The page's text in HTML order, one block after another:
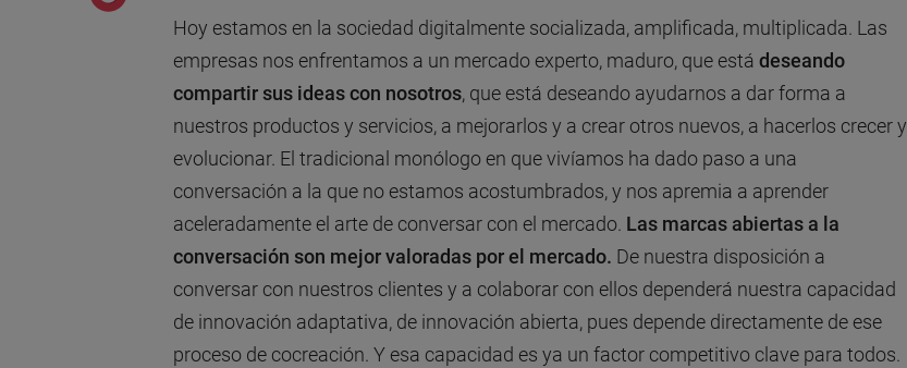
Hoy estamos en la sociedad digitalmente socializada, amplificada, multiplicada. Las
empresas nos enfrentamos a un mercado experto, maduro, que está deseando
compartir sus ideas con nosotros, que está deseando ayudarnos a dar forma a
nuestros productos y servicios, a mejorarlos y a crear otros nuevos, a hacerlos crecer y
evolucionar. El tradicional monólogo en que vivíamos ha dado paso a una
conversación a la que no estamos acostumbrados, y nos apremia a aprender
aceleradamente el arte de conversar con el mercado. Las marcas abiertas a la
conversación son mejor valoradas por el mercado. De nuestra disposición a
conversar con nuestros clientes y a colaborar con ellos dependerá nuestra capacidad
de innovación adaptativa, de innovación abierta, pues depende directamente de ese
proceso de cocreación. Y esa capacidad es ya un factor competitivo clave para todos.